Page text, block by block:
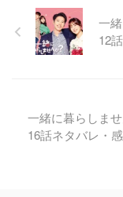
一
12
一緒に暮らしま
16話ネタバレ・